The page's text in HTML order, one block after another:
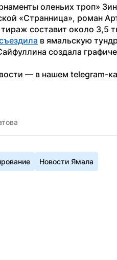
оленьих троп»
«Странница», роман
составит около 3,5
в ямальскую
создала
— в нашем telegram-
Новости Ямала